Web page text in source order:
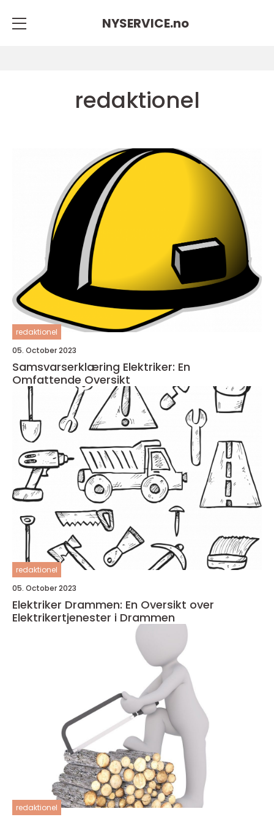
NYSERVICE.no
redaktionel
redaktionel
05. October 2023
Samsvarserklæring Elektriker: En
Omfattende Oversikt
redaktionel
05. October 2023
Elektriker Drammen: En Oversikt over
Elektrikertjenester i Drammen
redaktionel